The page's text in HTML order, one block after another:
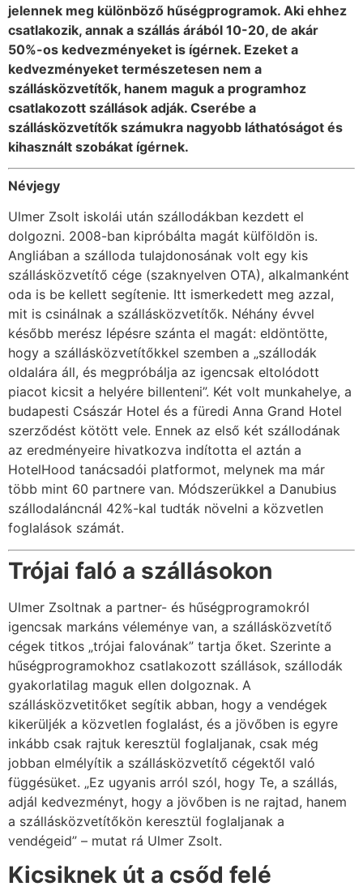
jelennek meg különböző hűségprogramok. Aki ehhez
csatlakozik, annak a szállás árából 10-20, de akár
50%-os kedvezményeket is ígérnek. Ezeket a
kedvezményeket természetesen nem a
szállásközvetítők, hanem maguk a programhoz
csatlakozott szállások adják. Cserébe a
szállásközvetítők számukra nagyobb láthatóságot és
kihasznált szobákat ígérnek.
Névjegy
Ulmer Zsolt iskolái után szállodákban kezdett el
dolgozni. 2008-ban kipróbálta magát külföldön is.
Angliában a szálloda tulajdonosának volt egy kis
szállásközvetítő cége (szaknyelven OTA), alkalmanként
oda is be kellett segítenie. Itt ismerkedett meg azzal,
mit is csinálnak a szállásközvetítők. Néhány évvel
később merész lépésre szánta el magát: eldöntötte,
hogy a szállásközvetítőkkel szemben a „szállodák
oldalára áll, és megpróbálja az igencsak eltolódott
piacot kicsit a helyére billenteni”. Két volt munkahelye, a
budapesti Császár Hotel és a füredi Anna Grand Hotel
szerződést kötött vele. Ennek az első két szállodának
az eredményeire hivatkozva indította el aztán a
HotelHood tanácsadói platformot, melynek ma már
több mint 60 partnere van. Módszerükkel a Danubius
szállodaláncnál 42%-kal tudták növelni a közvetlen
foglalások számát.
Trójai faló a szállásokon
Ulmer Zsoltnak a partner- és hűségprogramokról
igencsak markáns véleménye van, a szállásközvetítő
cégek titkos „trójai falovának” tartja őket. Szerinte a
hűségprogramokhoz csatlakozott szállások, szállodák
gyakorlatilag maguk ellen dolgoznak. A
szállásközvetitőket segítik abban, hogy a vendégek
kikerüljék a közvetlen foglalást, és a jövőben is egyre
inkább csak rajtuk keresztül foglaljanak, csak még
jobban elmélyítik a szállásközvetítő cégektől való
függésüket. „Ez ugyanis arról szól, hogy Te, a szállás,
adjál kedvezményt, hogy a jövőben is ne rajtad, hanem
a szállásközvetítőkön keresztül foglaljanak a
vendégeid” – mutat rá Ulmer Zsolt.
Kicsiknek út a csőd felé